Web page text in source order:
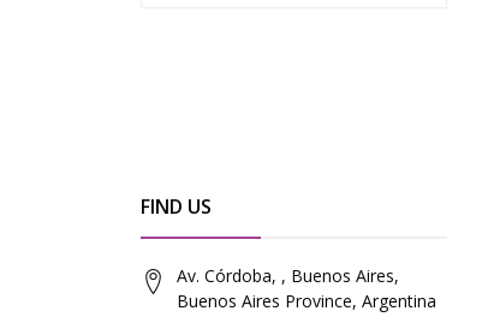
FIND US
Av. Córdoba, , Buenos Aires,
Buenos Aires Province, Argentina